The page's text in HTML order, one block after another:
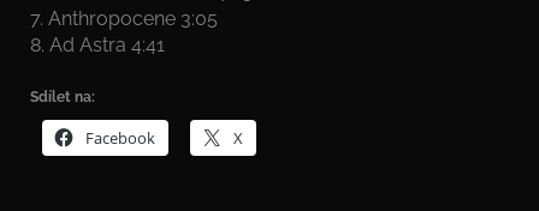
7. Anthropocene 3:05
8. Ad Astra 4:41
Sdílet na:
Facebook X